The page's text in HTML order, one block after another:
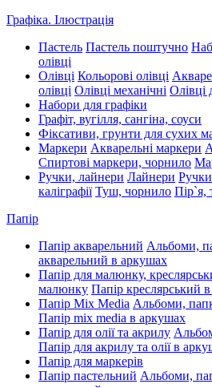
Графіка. Ілюстрація
Пастель Пастель поштучно
олівці
Олівці Кольорові олівці
олівці Олівці механічні Олівці
Набори для графіки
Графіт, вугілля, сангіна, соуси
Фіксативи, грунти для сухих
Маркери Акварельні маркери
Спиртові маркери, чорнило
Ручки, лайнери Лайнери
каліграфії Туш, чорнило Пір`я,
Папір
Папір акварельний Альбоми,
акварельний в аркушах
Папір для малюнку,
малюнку Папір креслярський
Папір Mix Media Альбоми,
Папір mix media в аркушах
Папір для олії та акрилу
Папір для акрилу та олії в
Папір для маркерів
Папір пастельний Альбоми,